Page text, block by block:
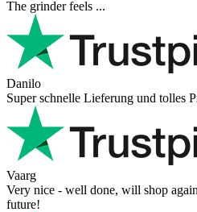
The grinder feels ...
Danilo
Super schnelle Lieferung und tolles
Vaarg
Very nice - well done, will shop
future!